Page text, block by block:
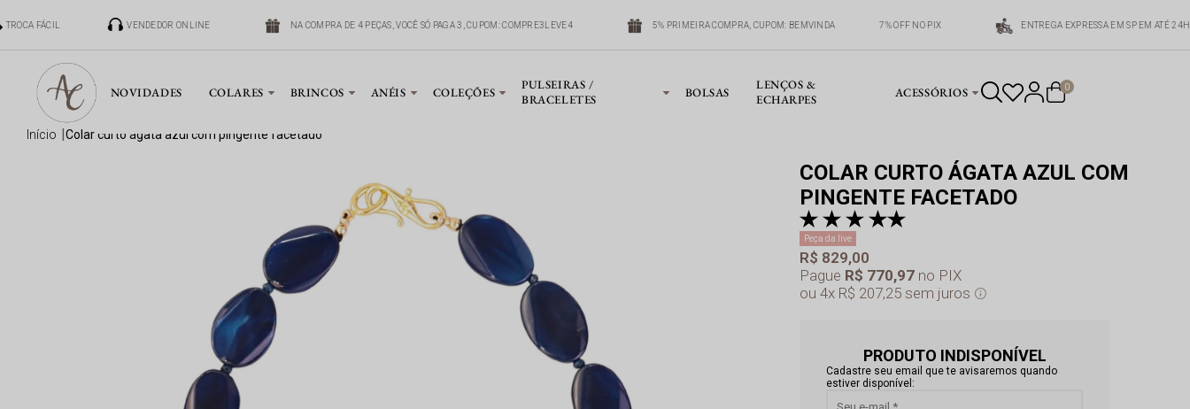
TROCA FÁCIL VENDEDOR ONLINE NA COMPRA DE 4 PEÇAS, VOCÊ SÓ PAGA 3, CUPOM: COMPRE3LEVE4 5% PRIMEIRA COMPRA, CUPOM: BEMVINDA 7% OFF NO PIX ENTREGA EXPRESSA EM SP EM ATÉ 24H
NOVIDADES COLARES BRINCOS ANÉIS COLEÇÕES
PULSEIRAS /
BRACELETES
BOLSAS
LENÇOS &
ECHARPES
ACESSÓRIOS 0
início colar curto ágata azul com pingente facetado
COLAR CURTO ÁGATA AZUL COM
PINGENTE FACETADO
Peça da live
Pague R$ 770,97 no PIX
R$ 829,00
4x R$ 207,25 sem juros
PRODUTO INDISPONÍVEL
Cadastre seu email que te avisaremos quando
estiver disponível: